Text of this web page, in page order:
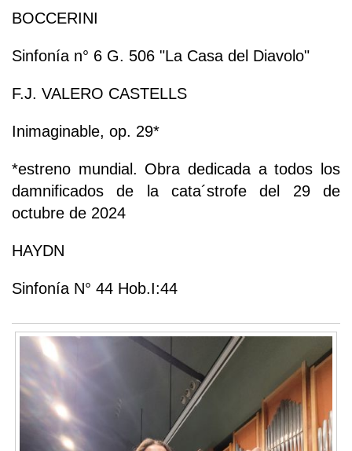
BOCCERINI
Sinfonía n° 6 G. 506 "La Casa del Diavolo"
F.J. VALERO CASTELLS
Inimaginable, op. 29*
*estreno mundial. Obra dedicada a todos los
damnificados de la cata´strofe del 29 de
octubre de 2024
HAYDN
Sinfonía N° 44 Hob.I:44